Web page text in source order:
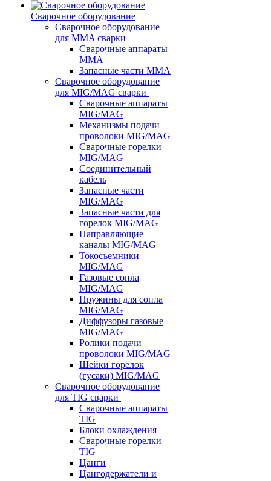
Сварочное оборудование
Сварочное оборудование
для MMA сварки
Сварочные аппараты
MMA
Запасные части MMA
Сварочное оборудование
для MIG/MAG сварки
Сварочные аппараты
MIG/MAG
Механизмы подачи
проволоки MIG/MAG
Сварочные горелки
MIG/MAG
Соединительный
кабель
Запасные части
MIG/MAG
Запасные части для
горелок MIG/MAG
Направляющие
каналы MIG/MAG
Токосъемники
MIG/MAG
Газовые сопла
MIG/MAG
Пружины для сопла
MIG/MAG
Диффузоры газовые
MIG/MAG
Ролики подачи
проволоки MIG/MAG
Шейки горелок
(гусаки) MIG/MAG
Сварочное оборудование
для TIG сварки
Сварочные аппараты
TIG
Блоки охлаждения
Сварочные горелки
TIG
Цанги
Цангодержатели и